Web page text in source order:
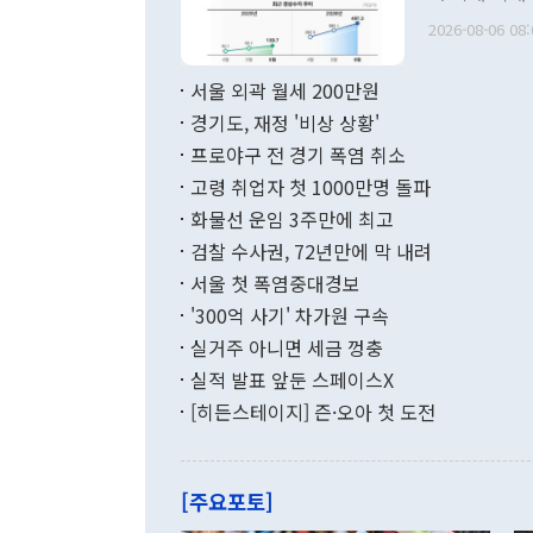
관의 무리한
다. [정동영 통일부 장관이 지난달 23일 오후 서울 종로구 정부서울청사에
무너졌다고
함께 4자 대
"우리의 선
관은 업무
이 9월 러시
료=한국은행] 한국은행이 6일 발표한 '2026년 6월 국제수지(잠정)'
며 월간 기
196.9% 급
수출은
기록했지만
로 전환됐다.
는 배당수입
2026-08-06
서울 외곽 월세 200만원
경기도, 재정 '비상 상황'
프로야구 전 경기 폭염 취소
고령 취업자 첫 1000만명 돌파
화물선 운임 3주만에 최고
검찰 수사권, 72년만에 막 내려
서울 첫 폭염중대경보
'300억 사기' 차가원 구속
실거주 아니면 세금 껑충
실적 발표 앞둔 스페이스X
[히든스테이지] 즌·오아 첫 도전
[주요포토]